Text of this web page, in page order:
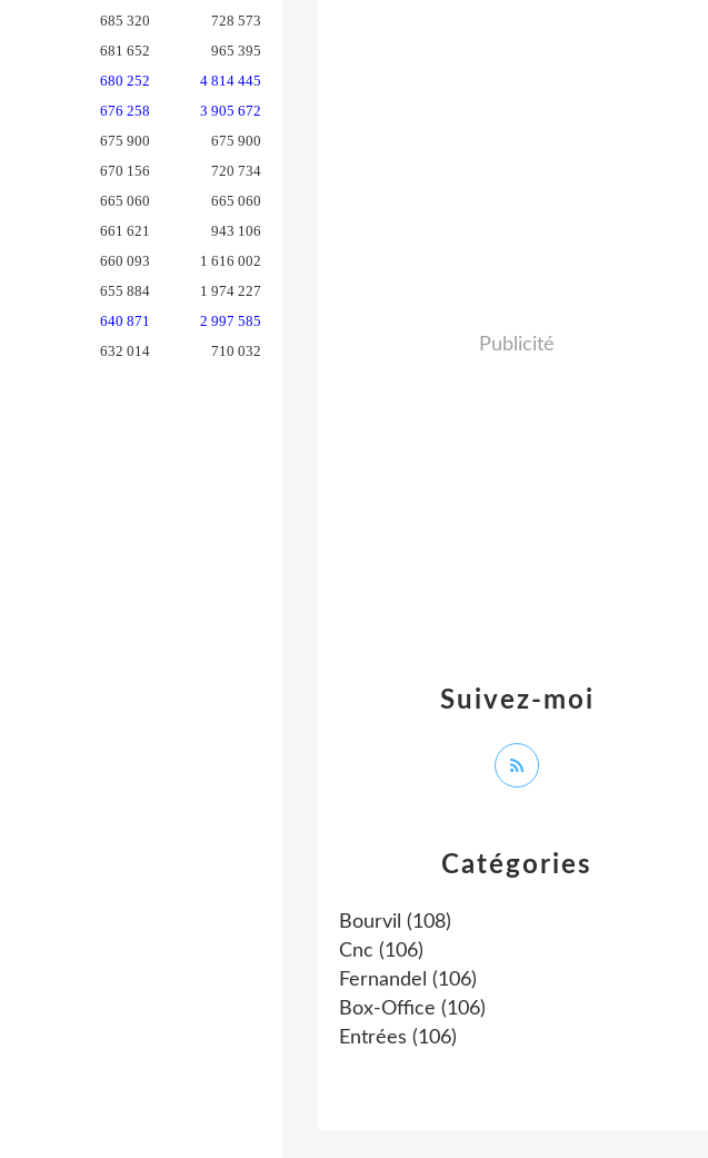
685 320
728 573
681 652
965 395
680 252
4 814 445
676 258
3 905 672
675 900
675 900
670 156
720 734
665 060
665 060
661 621
943 106
660 093
1 616 002
655 884
1 974 227
640 871
2 997 585
632 014 710 032
Catégories
Bourvil (108)
Cnc (106)
Fernandel (106)
Box-Office (106)
Entrées (106)
Suivez-moi
Publicité